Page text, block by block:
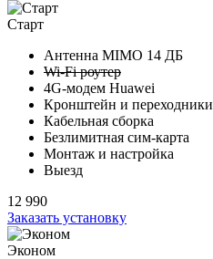
Старт
Антенна MIMO 14 ДБ
Wi-Fi роутер
4G-модем Huawei
Кронштейн и переходники
Кабельная сборка
Безлимитная сим-карта
Монтаж и настройка
Выезд
12 990
Заказать установку
Эконом